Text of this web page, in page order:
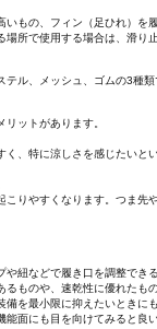
もの、フィン（足ひれ）
所で使用する場合は、滑
ル、メッシュ、ゴムの3種
ットがあります。
、特に涼しさを感じたいと
りやすくなります。つま
紐などで履き口を調整で
ものや、速乾性に優れた
を最小限に抑えたいとき
能面にも目を向けてみると良